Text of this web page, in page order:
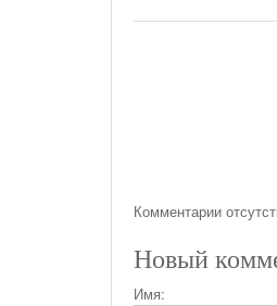
Комментарии
Новый
Имя: